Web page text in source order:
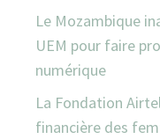
Le Mozambique
UEM pour faire
numérique
La Fondation
financière des